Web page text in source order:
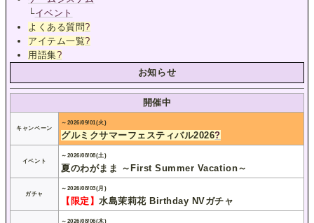
└イベント
よくある質問?
アイテム一覧?
用語集?
お知らせ
開催中
キャンペーン
～2026/09/01(火)
グルミクサマーフェスティバル2026?
イベント
～2026/08/08(土)
夏のわがまま ～First Summer Vacation～
ガチャ
～2026/08/03(月)
【限定】水島茉莉花 Birthday NVガチャ
～2026/08/06(木)